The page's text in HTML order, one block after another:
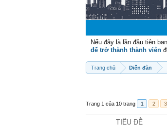
Nếu đây là lần đầu tiên
để trở thành thành viên
Trang chủ Diễn đàn
Trang 1 của 10 trang 1 2 3
TIÊU ĐỀ